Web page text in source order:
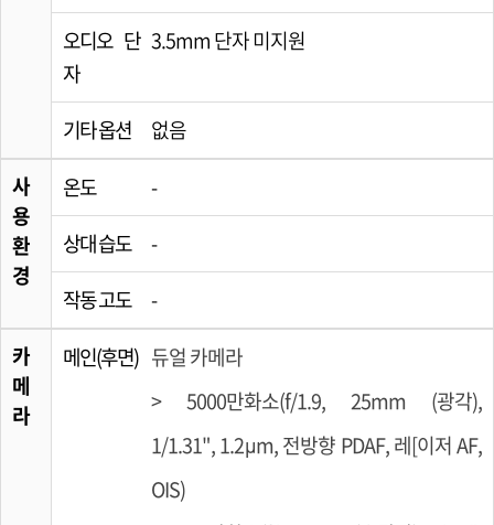
오디오 단
자
3.5mm 단자 미지원
기타 옵션
없음
사
용
환
경
온도
-
상대 습도
-
작동 고도
-
카
메
라
메인(후면) 듀얼 카메라
> 5000만화소(f/1.9, 25mm (광각),
1/1.31", 1.2µm, 전방향 PDAF, 레[이저 AF,
OIS)